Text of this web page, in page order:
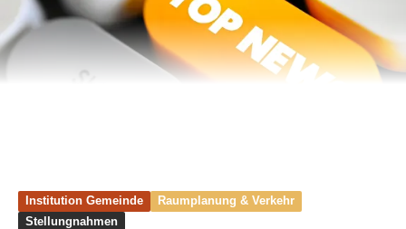
Institution Gemeinde
Raumplanung & Verkehr
Stellungnahmen